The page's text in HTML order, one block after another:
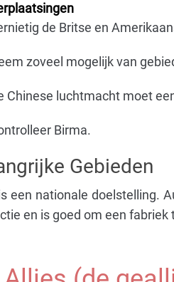
de Britse en
zoveel mogelijk van
Chinese luchtmacht moet
Birma.
Gebieden
een nationale doelstelling.
en is goed om een ​​fabriek